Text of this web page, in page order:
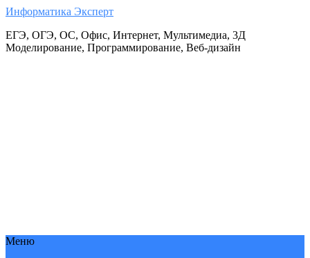
Информатика Эксперт
ЕГЭ, ОГЭ, ОС, Офис, Интернет, Мультимедиа, 3Д
Моделирование, Программирование, Веб-дизайн
Меню